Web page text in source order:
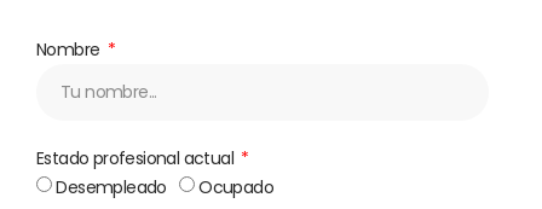
Nombre
Estado profesional actual
Desempleado
Ocupado